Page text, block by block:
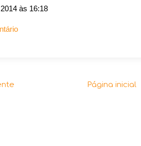
às 16:18
Página inicial